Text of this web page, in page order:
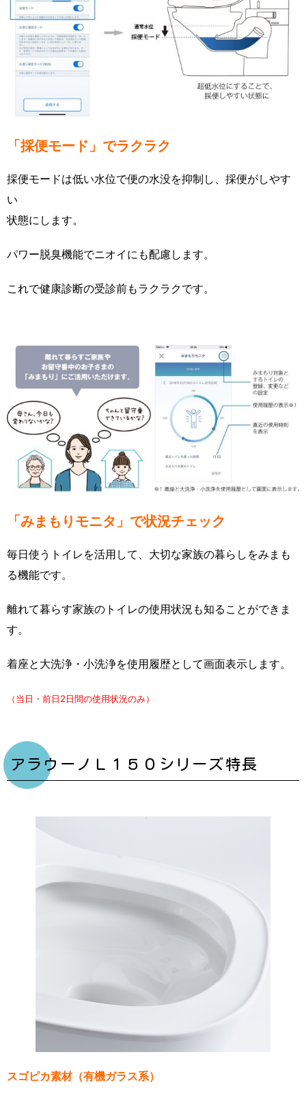
「採便モード」でラクラク
採便モードは低い水位で便の水没を抑制し、採便がしやす
い
状態にします。
パワー脱臭機能でニオイにも配慮します。
これで健康診断の受診前もラクラクです。
「みまもりモニタ」で状況チェック
毎日使うトイレを活用して、大切な家族の暮らしをみまも
る機能です。
離れて暮らす家族のトイレの使用状況も知ることができま
す。
着座と大洗浄・小洗浄を使用履歴として画面表示します。
（当日・前日2日間の使用状況のみ）
アラウーノＬ１５０シリーズ特長
スゴピカ素材（有機ガラス系）